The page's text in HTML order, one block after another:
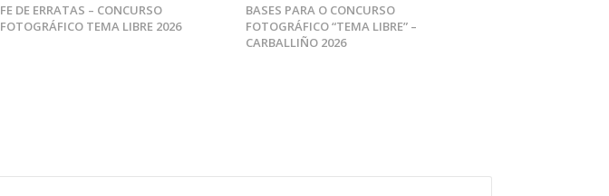
FE DE ERRATAS – CONCURSO
FOTOGRÁFICO TEMA LIBRE 2026
BASES PARA O CONCURSO
FOTOGRÁFICO “TEMA LIBRE” –
CARBALLIÑO 2026